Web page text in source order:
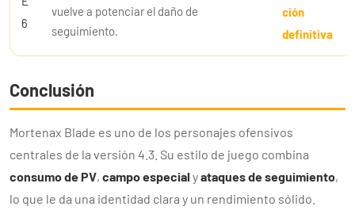
6
vuelve a potenciar el daño de
seguimiento.
ción
definitiva
Conclusión
Mortenax Blade es uno de los personajes ofensivos
centrales de la versión 4.3. Su estilo de juego combina
consumo de PV, campo especial yataques de seguimiento,
lo que le da una identidad clara y un rendimiento sólido.